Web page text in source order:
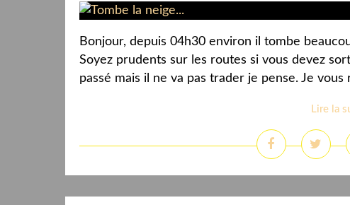
Bonjour, depuis 04h30 environ il tombe
Soyez prudents sur les routes si vous devez
passé mais il ne va pas trader je pense. Je
Lire la